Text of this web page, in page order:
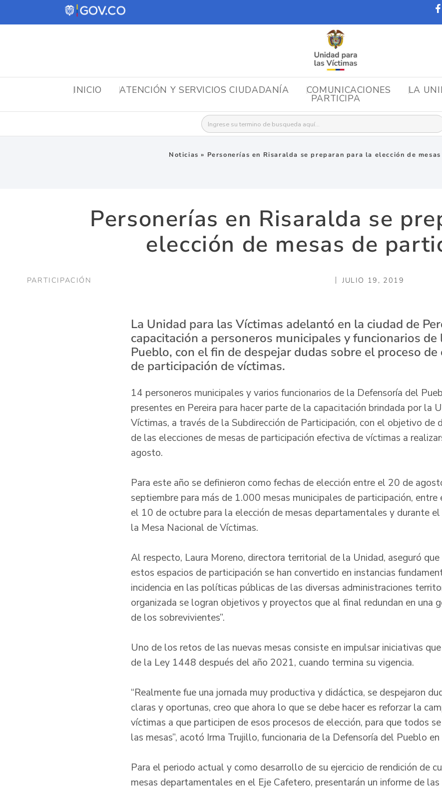
INICIO ATENCIÓN Y SERVICIOS CIUDADANÍA COMUNICACIONES LA
PARTICIPA
Buscar:
Noticias » Personerías en Risaralda se preparan para la elección de
Personerías en Risaralda se
elección de mesas de
PARTICIPACIÓN JULIO 19, 2019
La Unidad para las Víctimas adelantó en la ciudad de
capacitación a personeros municipales y funcionarios
Pueblo, con el fin de despejar dudas sobre el proceso de
de participación de víctimas.
14 personeros municipales y varios funcionarios de la Defensoría del
presentes en Pereira para hacer parte de la capacitación brindada por la
Víctimas, a través de la Subdirección de Participación, con el objetivo de
de las elecciones de mesas de participación efectiva de víctimas a
agosto.
Para este año se definieron como fechas de elección entre el 20 de
septiembre para más de 1.000 mesas municipales de participación,
el 10 de octubre para la elección de mesas departamentales y durante
la Mesa Nacional de Víctimas.
Al respecto, Laura Moreno, directora territorial de la Unidad, aseguró que
estos espacios de participación se han convertido en instancias
incidencia en las políticas públicas de las diversas administraciones
organizada se logran objetivos y proyectos que al final redundan en una
de los sobrevivientes”.
Uno de los retos de las nuevas mesas consiste en impulsar iniciativas
de la Ley 1448 después del año 2021, cuando termina su vigencia.
“Realmente fue una jornada muy productiva y didáctica, se despejaron
claras y oportunas, creo que ahora lo que se debe hacer es reforzar la
víctimas a que participen de esos procesos de elección, para que todos
las mesas”, acotó Irma Trujillo, funcionaria de la Defensoría del Pueblo en
Para el periodo actual y como desarrollo de su ejercicio de rendición de
mesas departamentales en el Eje Cafetero, presentarán un informe de